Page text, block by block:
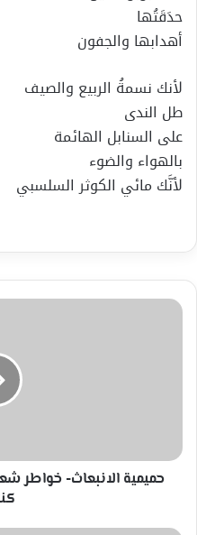
حدَقَتُها
أهدابها والجفون
لأنك نسمةُ الربيع والصيف
طل الندى
على السنابل الهائمة
بالهواء والضوء
لأنَّك مائي الكوثر السلسبي
حميمية
كناعنة
حميمية الانبعاث- خواطر